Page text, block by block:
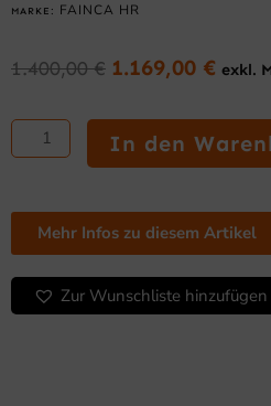
MARKE: FAINCA HR
1.400,00€ Ursprünglicher
war:
1.400,00 €
1.169,00 €
ist:
exkl.
Grillplatte
mm
Chromstahl
Menge
In den
Mehr Infos zu diesem Artikel
Zur Wunschliste hinzufügen